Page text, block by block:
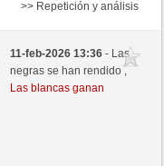
>> Repetición y análisis
11-feb-2026 13:36- Las
negras se han rendido ,
Las blancas ganan